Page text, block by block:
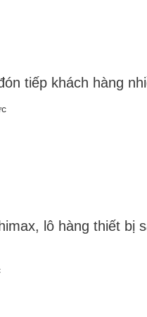
tiếp khách hàng
lô hàng thiết bị